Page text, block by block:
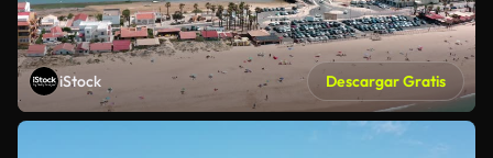
iStock Descargar Gratis